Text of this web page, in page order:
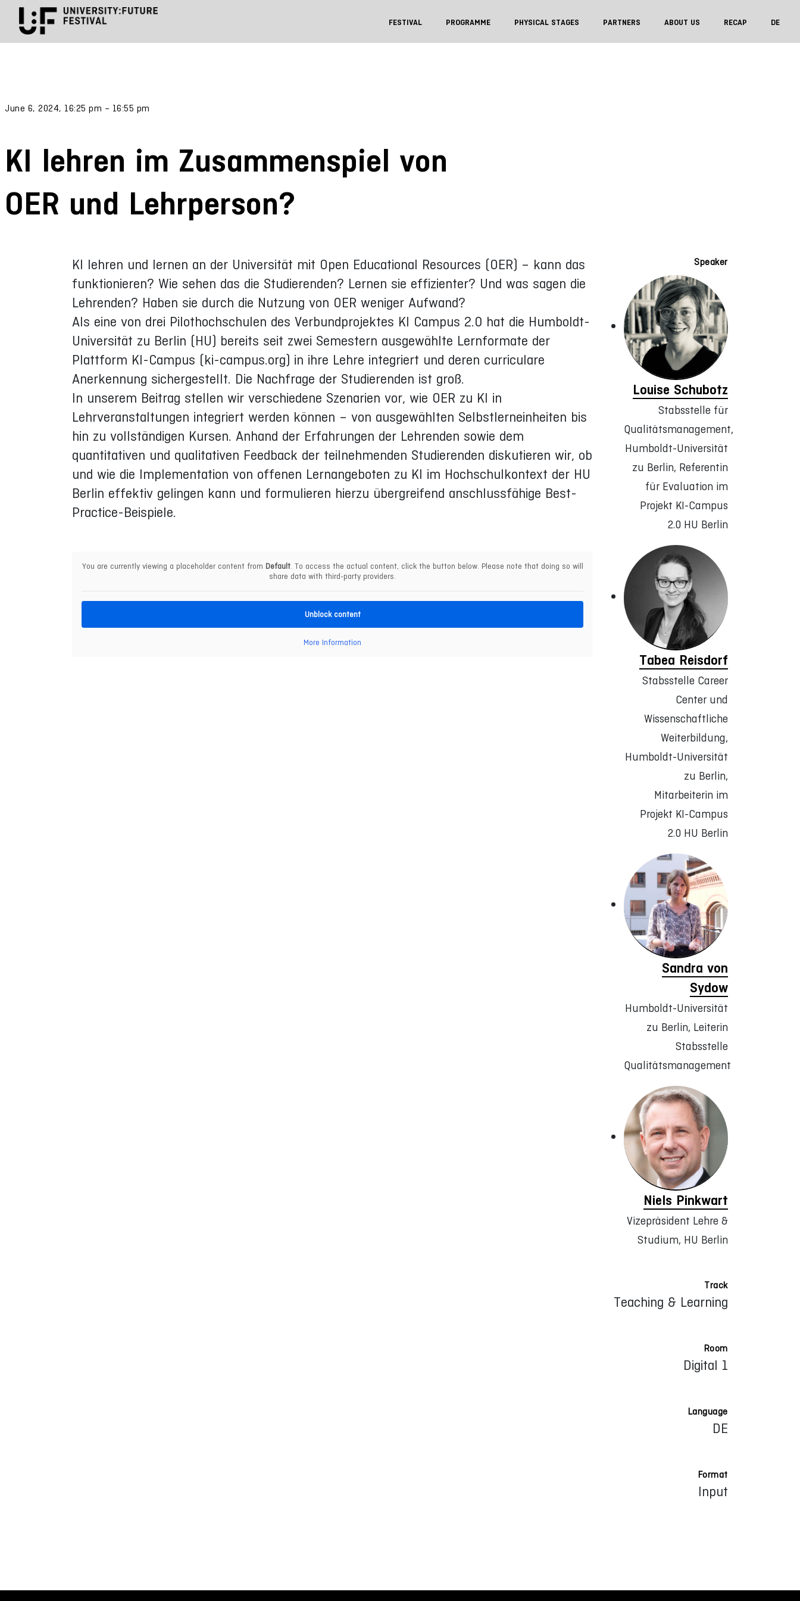
FESTIVAL PROGRAMME PHYSICAL STAGES PARTNERS ABOUT US RECAP DE
June 6, 2024, 16:25 pm – 16:55 pm
KI lehren im Zusammenspiel von
OER und Lehrperson?
KI lehren und lernen an der Universität mit Open Educational Resources (OER) – kann das
funktionieren? Wie sehen das die Studierenden? Lernen sie effizienter? Und was sagen die
Lehrenden? Haben sie durch die Nutzung von OER weniger Aufwand?
Als eine von drei Pilothochschulen des Verbundprojektes KI Campus 2.0 hat die Humboldt-
Universität zu Berlin (HU) bereits seit zwei Semestern ausgewählte Lernformate der
Plattform KI-Campus (ki-campus.org) in ihre Lehre integriert und deren curriculare
Anerkennung sichergestellt. Die Nachfrage der Studierenden ist groß.
In unserem Beitrag stellen wir verschiedene Szenarien vor, wie OER zu KI in
Lehrveranstaltungen integriert werden können – von ausgewählten Selbstlerneinheiten bis
hin zu vollständigen Kursen. Anhand der Erfahrungen der Lehrenden sowie dem
quantitativen und qualitativen Feedback der teilnehmenden Studierenden diskutieren wir, ob
und wie die Implementation von offenen Lernangeboten zu KI im Hochschulkontext der HU
Berlin effektiv gelingen kann und formulieren hierzu übergreifend anschlussfähige Best-
Practice-Beispiele.
You are currently viewing a placeholder content from Default. To access the actual content, click the button below. Please note that doing so will
share data with third-party providers.
Unblock content
More Information
Speaker
Louise Schubotz
Stabsstelle für
Qualitätsmanagement,
Humboldt-Universität
zu Berlin, Referentin
für Evaluation im
Projekt KI-Campus
2.0 HU Berlin
Tabea Reisdorf
Stabsstelle Career
Center und
Wissenschaftliche
Weiterbildung,
Humboldt-Universität
zu Berlin,
Mitarbeiterin im
Projekt KI-Campus
2.0 HU Berlin
Sandra von
Sydow
Humboldt-Universität
zu Berlin, Leiterin
Stabsstelle
Qualitätsmanagement
Niels Pinkwart
Vizepräsident Lehre &
Studium, HU Berlin
Track
Teaching & Learning
Room
Digital 1
Language
DE
Format
Input